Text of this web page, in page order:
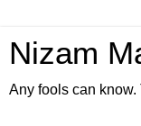
Nizam
Any fools can